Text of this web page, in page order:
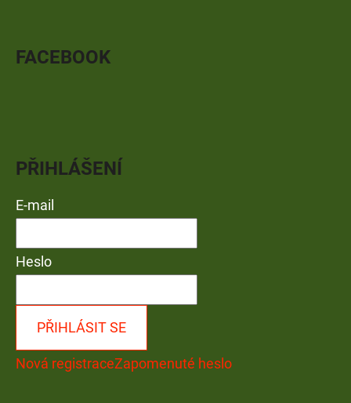
FACEBOOK
PŘIHLÁŠENÍ
E-mail
Heslo
PŘIHLÁSIT SE
Nová registraceZapomenuté heslo